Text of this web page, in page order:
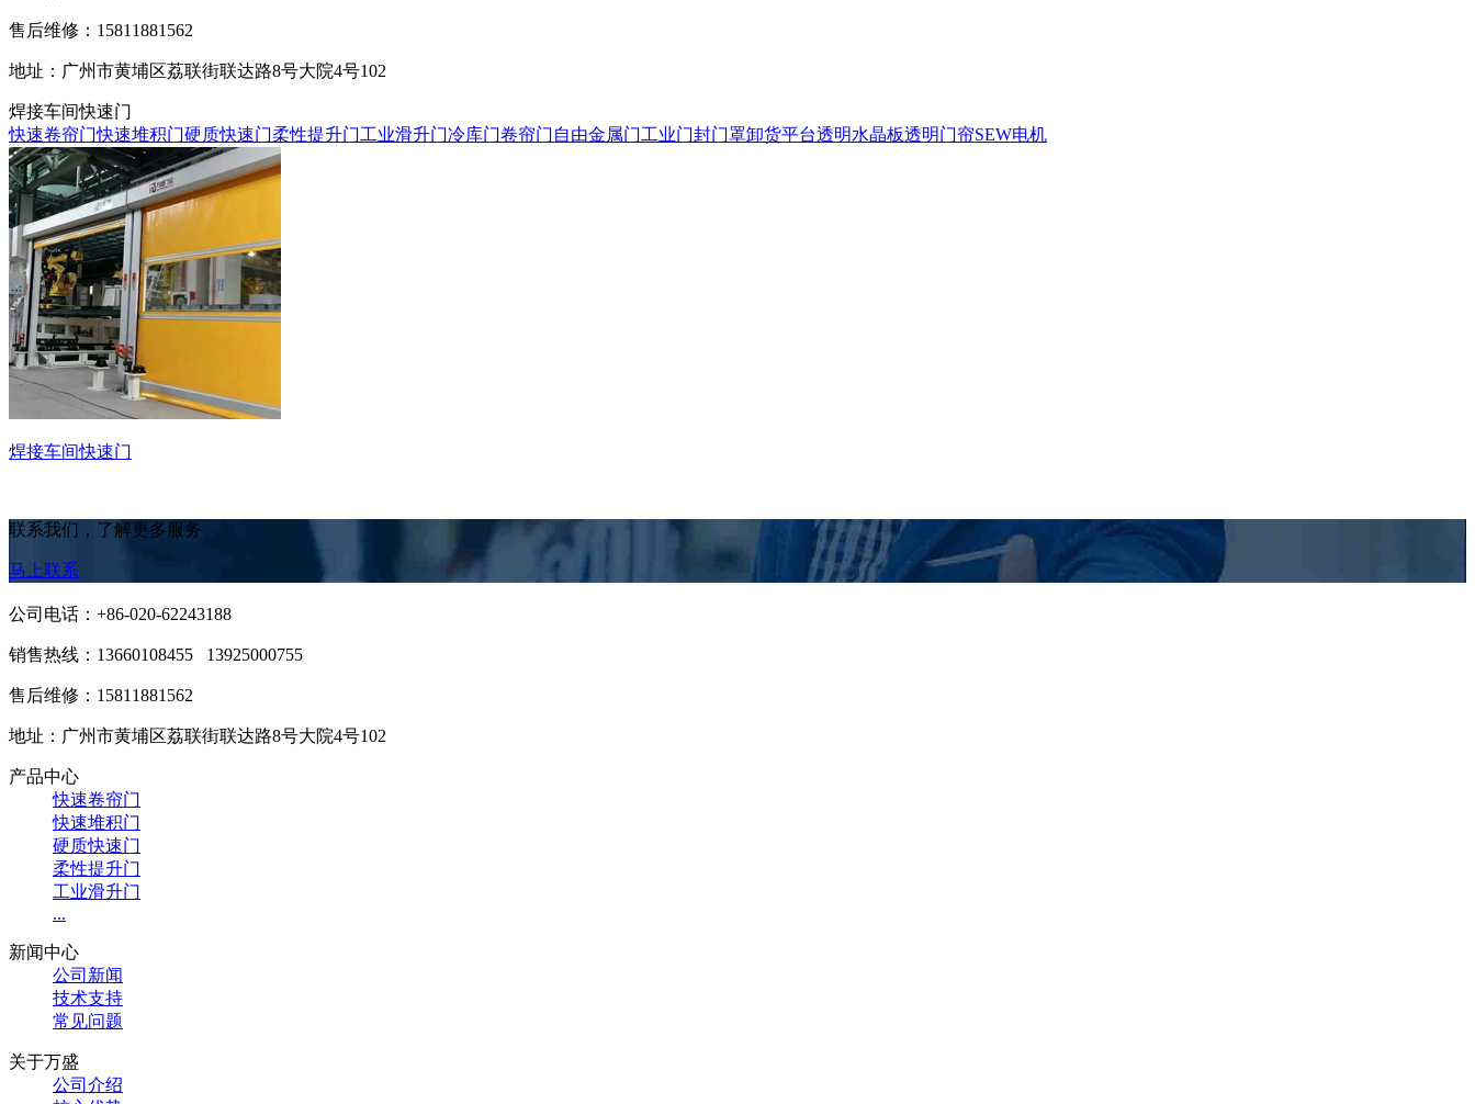
售后维修：15811881562
地址：广州市黄埔区荔联街联达路8号大院4号102
焊接车间快速门
快速卷帘门快速堆积门硬质快速门柔性提升门工业滑升门冷库门卷帘门 自由金属门工业门封门罩卸货平台透明水晶板透明门帘SEW电机
焊接车间快速门
联系我们，了解更多服务
马上联系
公司电话：+86-020-62243188
销售热线： 13660108455 13925000755
售后维修：15811881562
地址：广州市黄埔区荔联街联达路8号大院4号102
产品中心
快速卷帘门
快速堆积门
硬质快速门
柔性提升门
工业滑升门
...
新闻中心
公司新闻
技术支持
常见问题
关于万盛
公司介绍